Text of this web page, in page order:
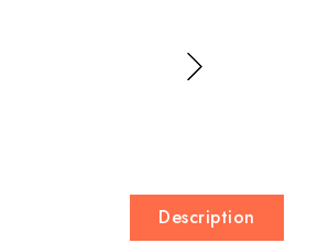
Description